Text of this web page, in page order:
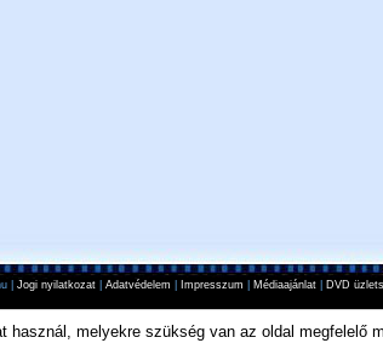
| Jogi nyilatkozat| Adatvédelem Impresszum Médiaajánlat| DVD
használ, melyekre szükség van az oldal megfelelő